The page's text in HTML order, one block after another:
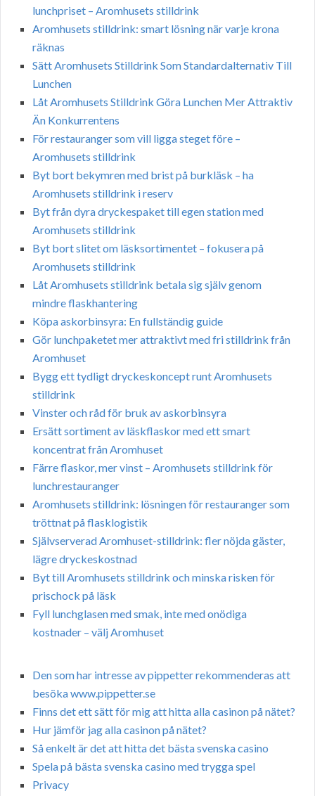
lunchpriset – Aromhusets stilldrink
Aromhusets stilldrink: smart lösning när varje krona
räknas
Sätt Aromhusets Stilldrink Som Standardalternativ Till
Lunchen
Låt Aromhusets Stilldrink Göra Lunchen Mer Attraktiv
Än Konkurrentens
För restauranger som vill ligga steget före –
Aromhusets stilldrink
Byt bort bekymren med brist på burkläsk – ha
Aromhusets stilldrink i reserv
Byt från dyra dryckespaket till egen station med
Aromhusets stilldrink
Byt bort slitet om läsksortimentet – fokusera på
Aromhusets stilldrink
Låt Aromhusets stilldrink betala sig själv genom
mindre flaskhantering
Köpa askorbinsyra: En fullständig guide
Gör lunchpaketet mer attraktivt med fri stilldrink från
Aromhuset
Bygg ett tydligt dryckeskoncept runt Aromhusets
stilldrink
Vinster och råd för bruk av askorbinsyra
Ersätt sortiment av läskflaskor med ett smart
koncentrat från Aromhuset
Färre flaskor, mer vinst – Aromhusets stilldrink för
lunchrestauranger
Aromhusets stilldrink: lösningen för restauranger som
tröttnat på flasklogistik
Självserverad Aromhuset-stilldrink: fler nöjda gäster,
lägre dryckeskostnad
Byt till Aromhusets stilldrink och minska risken för
prischock på läsk
Fyll lunchglasen med smak, inte med onödiga
kostnader – välj Aromhuset
Den som har intresse av pippetter rekommenderas att
besöka www.pippetter.se
Finns det ett sätt för mig att hitta alla casinon på nätet?
Hur jämför jag alla casinon på nätet?
Så enkelt är det att hitta det bästa svenska casino
Spela på bästa svenska casino med trygga spel
Privacy